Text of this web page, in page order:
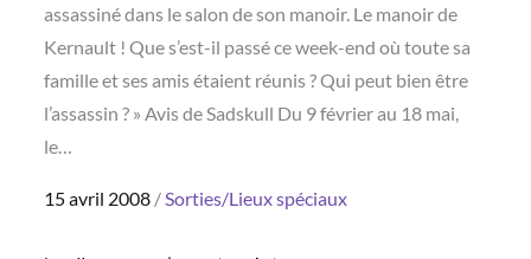
assassiné dans le salon de son manoir. Le manoir de
Kernault ! Que s’est-il passé ce week-end où toute sa
famille et ses amis étaient réunis ? Qui peut bien être
l’assassin ? » Avis de Sadskull Du 9 février au 18 mai,
le…
Posted
15 avril 2008 Sorties/Lieux spéciaux